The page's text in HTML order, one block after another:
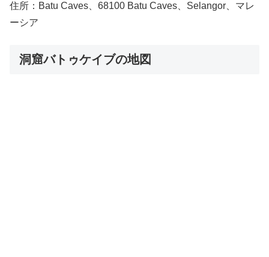
住所：Batu Caves、68100 Batu Caves、Selangor、マレ
ーシア
洞窟バトゥケイブの地図